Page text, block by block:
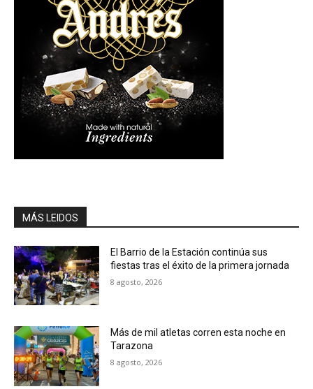
MÁS LEIDOS
El Barrio de la Estación continúa sus
fiestas tras el éxito de la primera jornada
8 agosto, 2026
Más de mil atletas corren esta noche en
Tarazona
8 agosto, 2026